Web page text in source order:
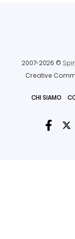
2007-2026 ©
Creative
CHI SIAMO